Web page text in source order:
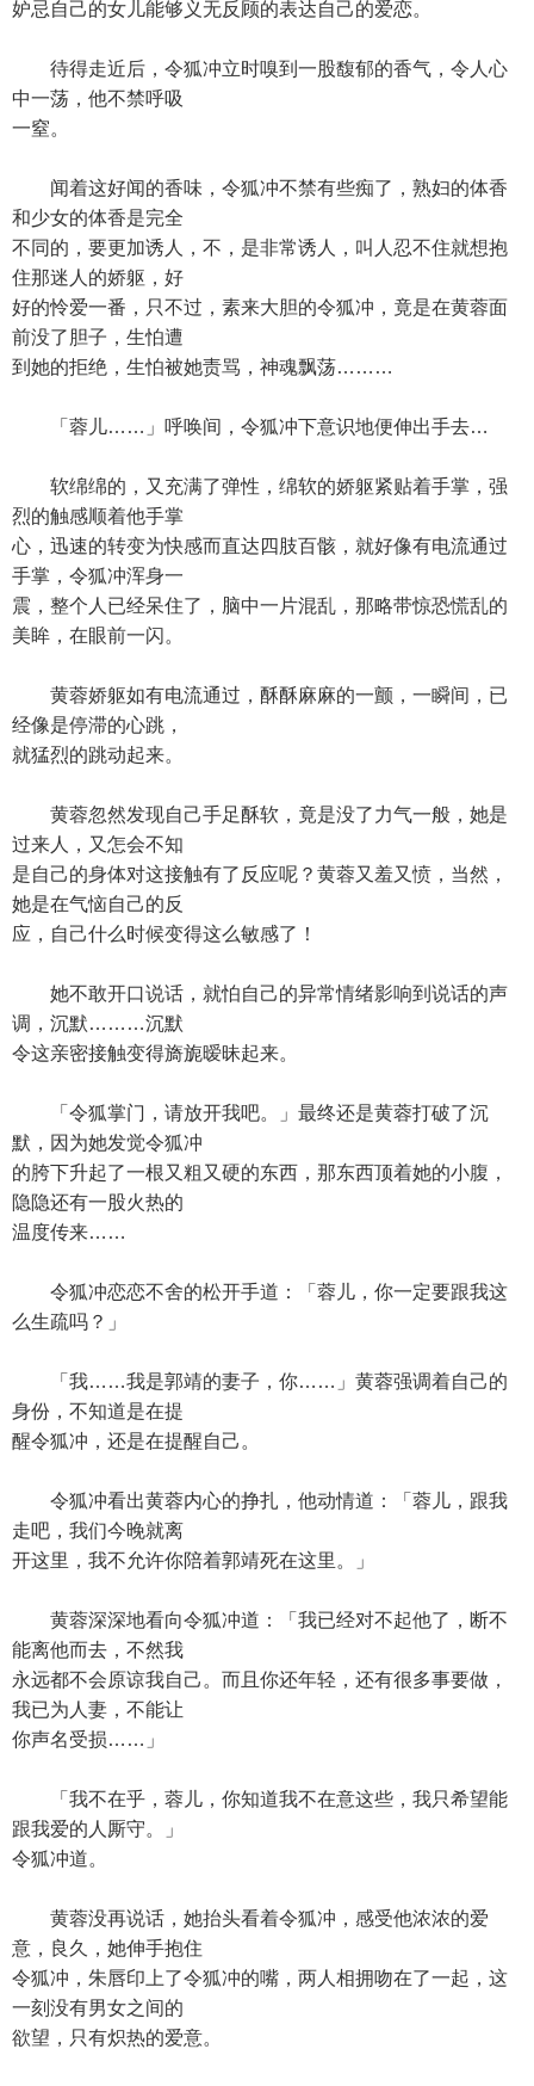
妒忌自己的女儿能够义无反顾的表达自己的爱恋。
待得走近后，令狐冲立时嗅到一股馥郁的香气，令人心
中一荡，他不禁呼吸
一窒。
闻着这好闻的香味，令狐冲不禁有些痴了，熟妇的体香
和少女的体香是完全
不同的，要更加诱人，不，是非常诱人，叫人忍不住就想抱
住那迷人的娇躯，好
好的怜爱一番，只不过，素来大胆的令狐冲，竟是在黄蓉面
前没了胆子，生怕遭
到她的拒绝，生怕被她责骂，神魂飘荡………
「蓉儿……」呼唤间，令狐冲下意识地便伸出手去…
软绵绵的，又充满了弹性，绵软的娇躯紧贴着手掌，强
烈的触感顺着他手掌
心，迅速的转变为快感而直达四肢百骸，就好像有电流通过
手掌，令狐冲浑身一
震，整个人已经呆住了，脑中一片混乱，那略带惊恐慌乱的
美眸，在眼前一闪。
黄蓉娇躯如有电流通过，酥酥麻麻的一颤，一瞬间，已
经像是停滞的心跳，
就猛烈的跳动起来。
黄蓉忽然发现自己手足酥软，竟是没了力气一般，她是
过来人，又怎会不知
是自己的身体对这接触有了反应呢？黄蓉又羞又愤，当然，
她是在气恼自己的反
应，自己什么时候变得这么敏感了！
她不敢开口说话，就怕自己的异常情绪影响到说话的声
调，沉默………沉默
令这亲密接触变得旖旎暧昧起来。
「令狐掌门，请放开我吧。」最终还是黄蓉打破了沉
默，因为她发觉令狐冲
的胯下升起了一根又粗又硬的东西，那东西顶着她的小腹，
隐隐还有一股火热的
温度传来……
令狐冲恋恋不舍的松开手道：「蓉儿，你一定要跟我这
么生疏吗？」
「我……我是郭靖的妻子，你……」黄蓉强调着自己的
身份，不知道是在提
醒令狐冲，还是在提醒自己。
令狐冲看出黄蓉内心的挣扎，他动情道：「蓉儿，跟我
走吧，我们今晚就离
开这里，我不允许你陪着郭靖死在这里。」
黄蓉深深地看向令狐冲道：「我已经对不起他了，断不
能离他而去，不然我
永远都不会原谅我自己。而且你还年轻，还有很多事要做，
我已为人妻，不能让
你声名受损……」
「我不在乎，蓉儿，你知道我不在意这些，我只希望能
跟我爱的人厮守。」
令狐冲道。
黄蓉没再说话，她抬头看着令狐冲，感受他浓浓的爱
意，良久，她伸手抱住
令狐冲，朱唇印上了令狐冲的嘴，两人相拥吻在了一起，这
一刻没有男女之间的
欲望，只有炽热的爱意。